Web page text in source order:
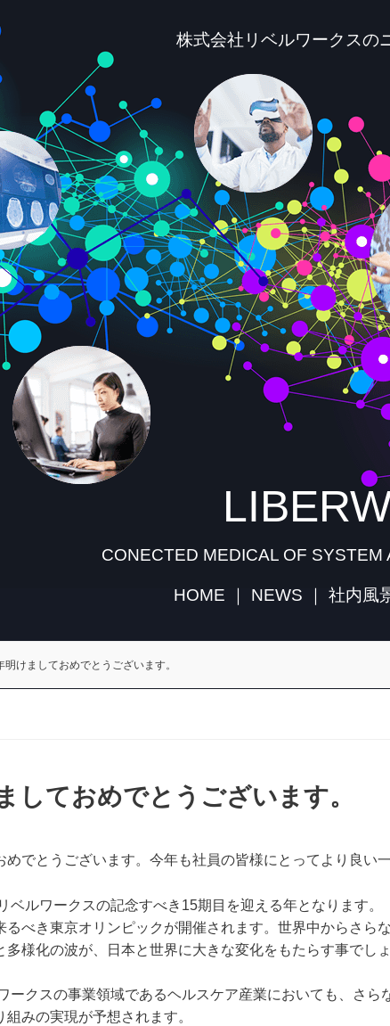
株式会社リベルワークスの
CONECTED MEDICAL OF
HOME NEWS 社内風
明けましておめでとうございます。
しておめでとうございます。
めでとうございます。今年も社員の皆様にとってより良い
ベルワークスの記念すべき15期目を迎える年となります。
るべき東京オリンピックが開催されます。世界中からさら
多様化の波が、日本と世界に大きな変化をもたらす事でしょ
ークスの事業領域であるヘルスケア産業においても、さら
みの実現が予想されます。